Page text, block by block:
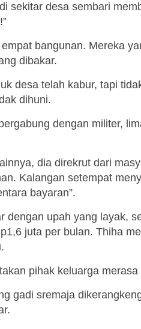
sekitar desa sembari
bangunan. Mereka
dibakar.
desa telah kabur, tapi
dihuni.
dengan militer,
dia direkrut dari
Kalangan setempat
bayaran”.
dengan upah yang layak,
juta per bulan. Thiha
pihak keluarga
gadi sremaja